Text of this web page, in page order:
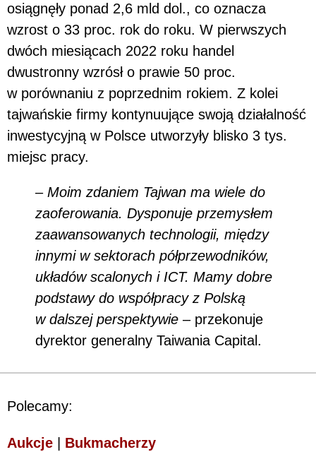
osiągnęły ponad 2,6 mld dol., co oznacza
wzrost o 33 proc. rok do roku. W pierwszych
dwóch miesiącach 2022 roku handel
dwustronny wzrósł o prawie 50 proc.
w porównaniu z poprzednim rokiem. Z kolei
tajwańskie firmy kontynuujące swoją działalność
inwestycyjną w Polsce utworzyły blisko 3 tys.
miejsc pracy.
– Moim zdaniem Tajwan ma wiele do
zaoferowania. Dysponuje przemysłem
zaawansowanych technologii, między
innymi w sektorach półprzewodników,
układów scalonych i ICT. Mamy dobre
podstawy do współpracy z Polską
w dalszej perspektywie – przekonuje
dyrektor generalny Taiwania Capital.
Polecamy:
Aukcje Bukmacherzy